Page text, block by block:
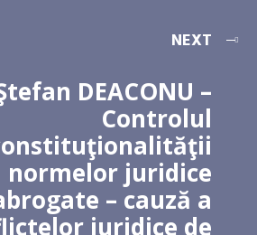
NEXT
DEACONU –
Controlul
normelor juridice
– cauză a
juridice de